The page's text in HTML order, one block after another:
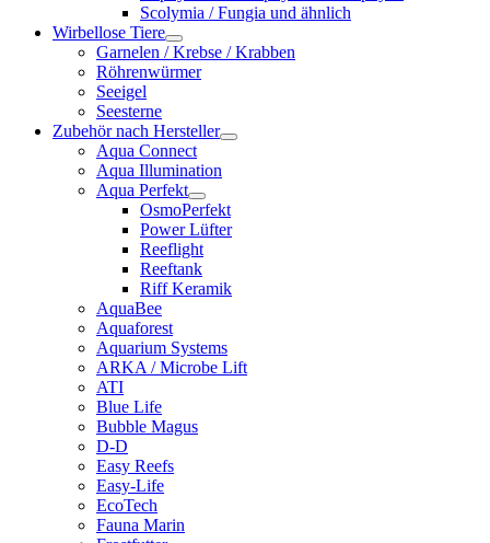
Scolymia / Fungia und ähnlich
Wirbellose Tiere
Garnelen / Krebse / Krabben
Röhrenwürmer
Seeigel
Seesterne
Zubehör nach Hersteller
Aqua Connect
Aqua Illumination
Aqua Perfekt
OsmoPerfekt
Power Lüfter
Reeflight
Reeftank
Riff Keramik
AquaBee
Aquaforest
Aquarium Systems
ARKA / Microbe Lift
ATI
Blue Life
Bubble Magus
D-D
Easy Reefs
Easy-Life
EcoTech
Fauna Marin